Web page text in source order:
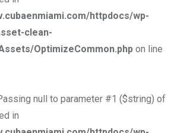
httpdocs/wp-
clean-
OptimizeCommon.php on line
null to parameter #1 ($string) of
in